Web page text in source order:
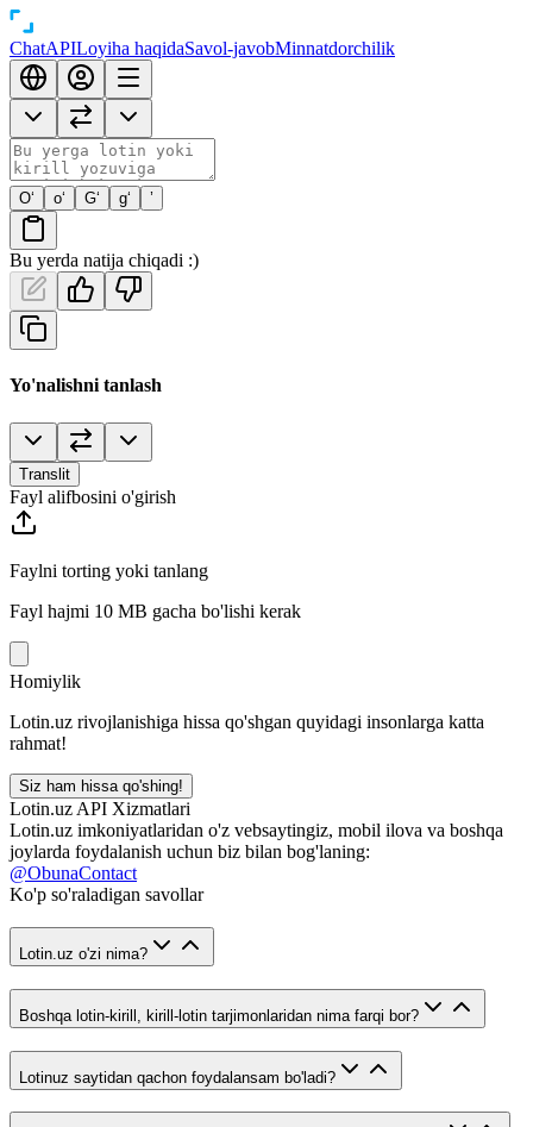
ChatAPILoyiha haqidaSavol-javobMinnatdorchilik
O‘ o‘ G‘ g‘ ’
Bu yerda natija chiqadi :)
Yo'nalishni tanlash
Translit
Fayl alifbosini o'girish
Faylni torting yoki tanlang
Fayl hajmi 10 MB gacha bo'lishi kerak
Homiylik
Lotin.uz rivojlanishiga hissa qo'shgan quyidagi insonlarga katta
rahmat!
Siz ham hissa qo'shing!
Lotin.uz API Xizmatlari
Lotin.uz imkoniyatlaridan o'z vebsaytingiz, mobil ilova va boshqa
joylarda foydalanish uchun biz bilan bog'laning:
@ObunaContact
Ko'p so'raladigan savollar
Lotin.uz o'zi nima?
Boshqa lotin-kirill, kirill-lotin tarjimonlaridan nima farqi bor?
Lotinuz saytidan qachon foydalansam bo'ladi?